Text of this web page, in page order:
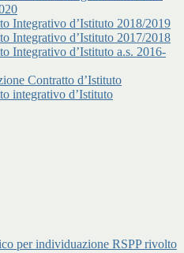
Integrativo d’Istituto 2018/2019
Integrativo d’Istituto 2017/2018
Integrativo d’Istituto a.s. 2016-
Contratto d’Istituto
integrativo d’Istituto
per individuazione RSPP rivolto